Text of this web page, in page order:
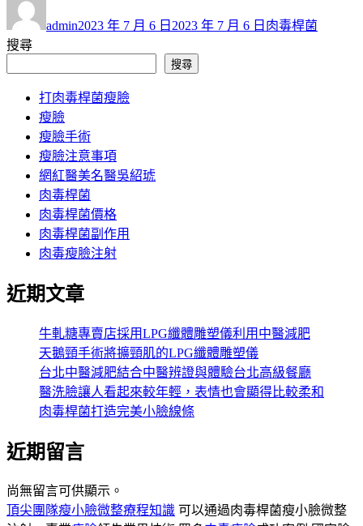
者
admin佈
期:
2023 年 7 月 6 日 2023 年 7 月 6 日 類
肉毒桿菌
搜尋
搜尋
打肉毒桿菌瘦臉
瘦臉
瘦臉手術
瘦臉注意事項
網紅醫美名醫吳紹琥
肉毒桿菌
肉毒桿菌價格
肉毒桿菌副作用
肉毒瘦臉注射
近期文章
牛軋糖專賣店採用LPG纖體雕塑儀利用中醫減肥
天鵝頸手術將擴頸肌的LPG纖體雕塑儀
台北中醫減肥結合中醫辨證與體驗台北高級餐廳
醫洗臉讓人看起來較年輕，表情也會顯得比較柔和
肉毒桿菌打造完美小臉線條
近期留言
尚無留言可供顯示。
頂尖團隊瘦小臉微整療程知識 可以通過肉毒桿菌瘦小臉微整